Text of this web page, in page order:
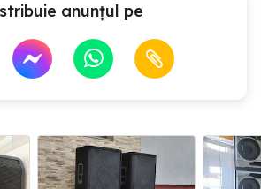
anunțul pe